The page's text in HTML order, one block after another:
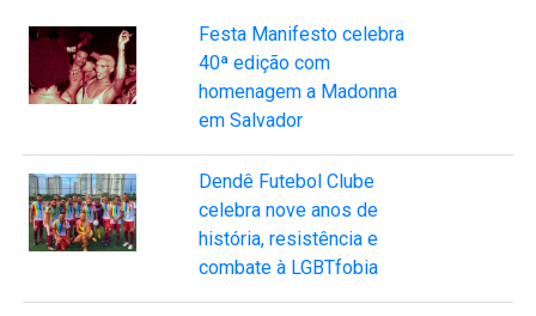
Festa Manifesto celebra
40ª edição com
homenagem a Madonna
em Salvador
Dendê Futebol Clube
celebra nove anos de
história, resistência e
combate à LGBTfobia